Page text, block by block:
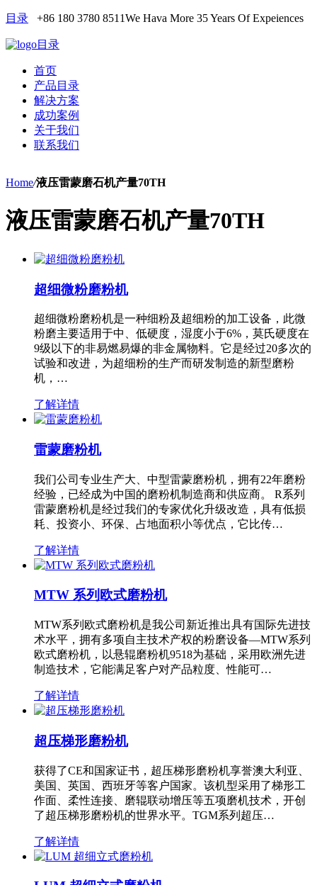
目录 +86 180 3780 8511We Hava More 35 Years Of Expeiences
目录
首页
产品目录
解决方案
成功案例
关于我们
联系我们
Home/液压雷蒙磨石机产量70TH
液压雷蒙磨石机产量70TH
超细微粉磨粉机
超细微粉磨粉机是一种细粉及超细粉的加工设备，此微
粉磨主要适用于中、低硬度，湿度小于6%，莫氏硬度在
9级以下的非易燃易爆的非金属物料。它是经过20多次的
试验和改进，为超细粉的生产而研发制造的新型磨粉
机，…
了解详情
雷蒙磨粉机
我们公司专业生产大、中型雷蒙磨粉机，拥有22年磨粉
经验，已经成为中国的磨粉机制造商和供应商。 R系列
雷蒙磨粉机是经过我们的专家优化升级改造，具有低损
耗、投资小、环保、占地面积小等优点，它比传…
了解详情
MTW 系列欧式磨粉机
MTW系列欧式磨粉机是我公司新近推出具有国际先进技
术水平，拥有多项自主技术产权的粉磨设备—MTW系列
欧式磨粉机，以悬辊磨粉机9518为基础，采用欧洲先进
制造技术，它能满足客户对产品粒度、性能可…
了解详情
超压梯形磨粉机
获得了CE和国家证书，超压梯形磨粉机享誉澳大利亚、
美国、英国、西班牙等客户国家。该机型采用了梯形工
作面、柔性连接、磨辊联动增压等五项磨机技术，开创
了超压梯形磨粉机的世界水平。TGM系列超压…
了解详情